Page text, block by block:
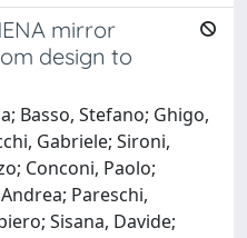
mirror
design to
Basso, Stefano; Ghigo,
Gabriele; Sironi,
Conconi, Paolo;
Pareschi,
Sisana, Davide;